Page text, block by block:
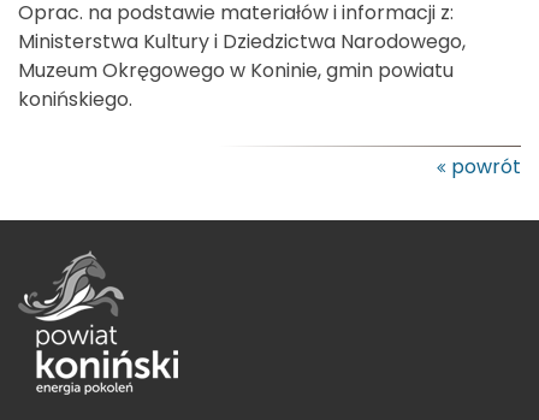
Oprac. na podstawie materiałów i informacji z:
Ministerstwa Kultury i Dziedzictwa Narodowego,
Muzeum Okręgowego w Koninie, gmin powiatu
konińskiego.
powrót